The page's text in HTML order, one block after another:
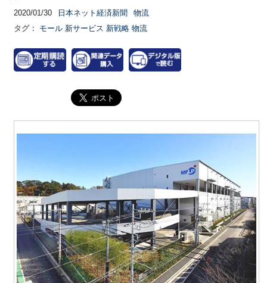
2020/01/30 日本ネット経済新聞
物流
タグ：
モール 新サービス 新戦略 物流